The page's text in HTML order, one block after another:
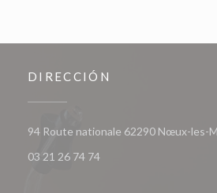
DIRECCIÓN
94 Route nationale 62290 Nœux-les-
03 21 26 74 74